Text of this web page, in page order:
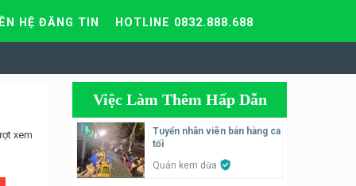
HỆ ĐĂNG TIN HOTLINE 0832.888.688
xem
Việc Làm Thêm Hấp Dẫn
Tuyển nhân viên bán hàng ca
tối
Quán kem dừa